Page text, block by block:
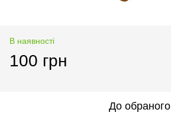
В наявності
100 грн
До обраного